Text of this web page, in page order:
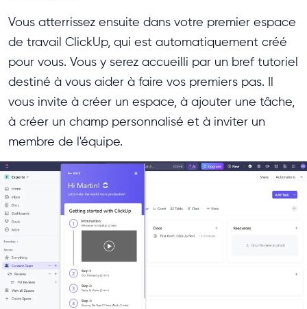
Vous atterrissez ensuite dans votre premier espace
de travail ClickUp, qui est automatiquement créé
pour vous. Vous y serez accueilli par un bref tutoriel
destiné à vous aider à faire vos premiers pas. Il
vous invite à créer un espace, à ajouter une tâche,
à créer un champ personnalisé et à inviter un
membre de l'équipe.